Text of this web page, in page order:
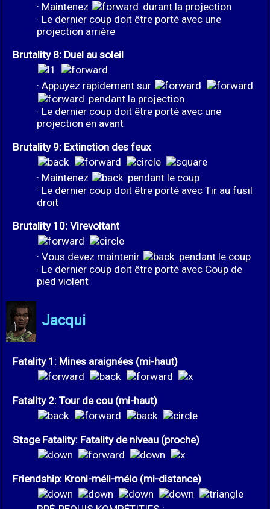
· Maintenez
durant la projection
· Le dernier coup doit être porté avec une
projection arrière
Brutality 8: Duel au soleil
· Appuyez rapidement sur
pendant la projection
· Le dernier coup doit être porté avec une
projection en avant
Brutality 9: Extinction des feux
· Maintenez
pendant le coup
· Le dernier coup doit être porté avec Tir au fusil
droit
Brutality 10: Virevoltant
· Vous devez maintenir
pendant le coup
· Le dernier coup doit être porté avec Coup de
pied violent
Jacqui
Fatality 1: Mines araignées (mi-haut)
Fatality 2: Tour de cou (mi-haut)
Stage Fatality: Fatality de niveau (proche)
Friendship: Kroni-méli-mélo (mi-distance)